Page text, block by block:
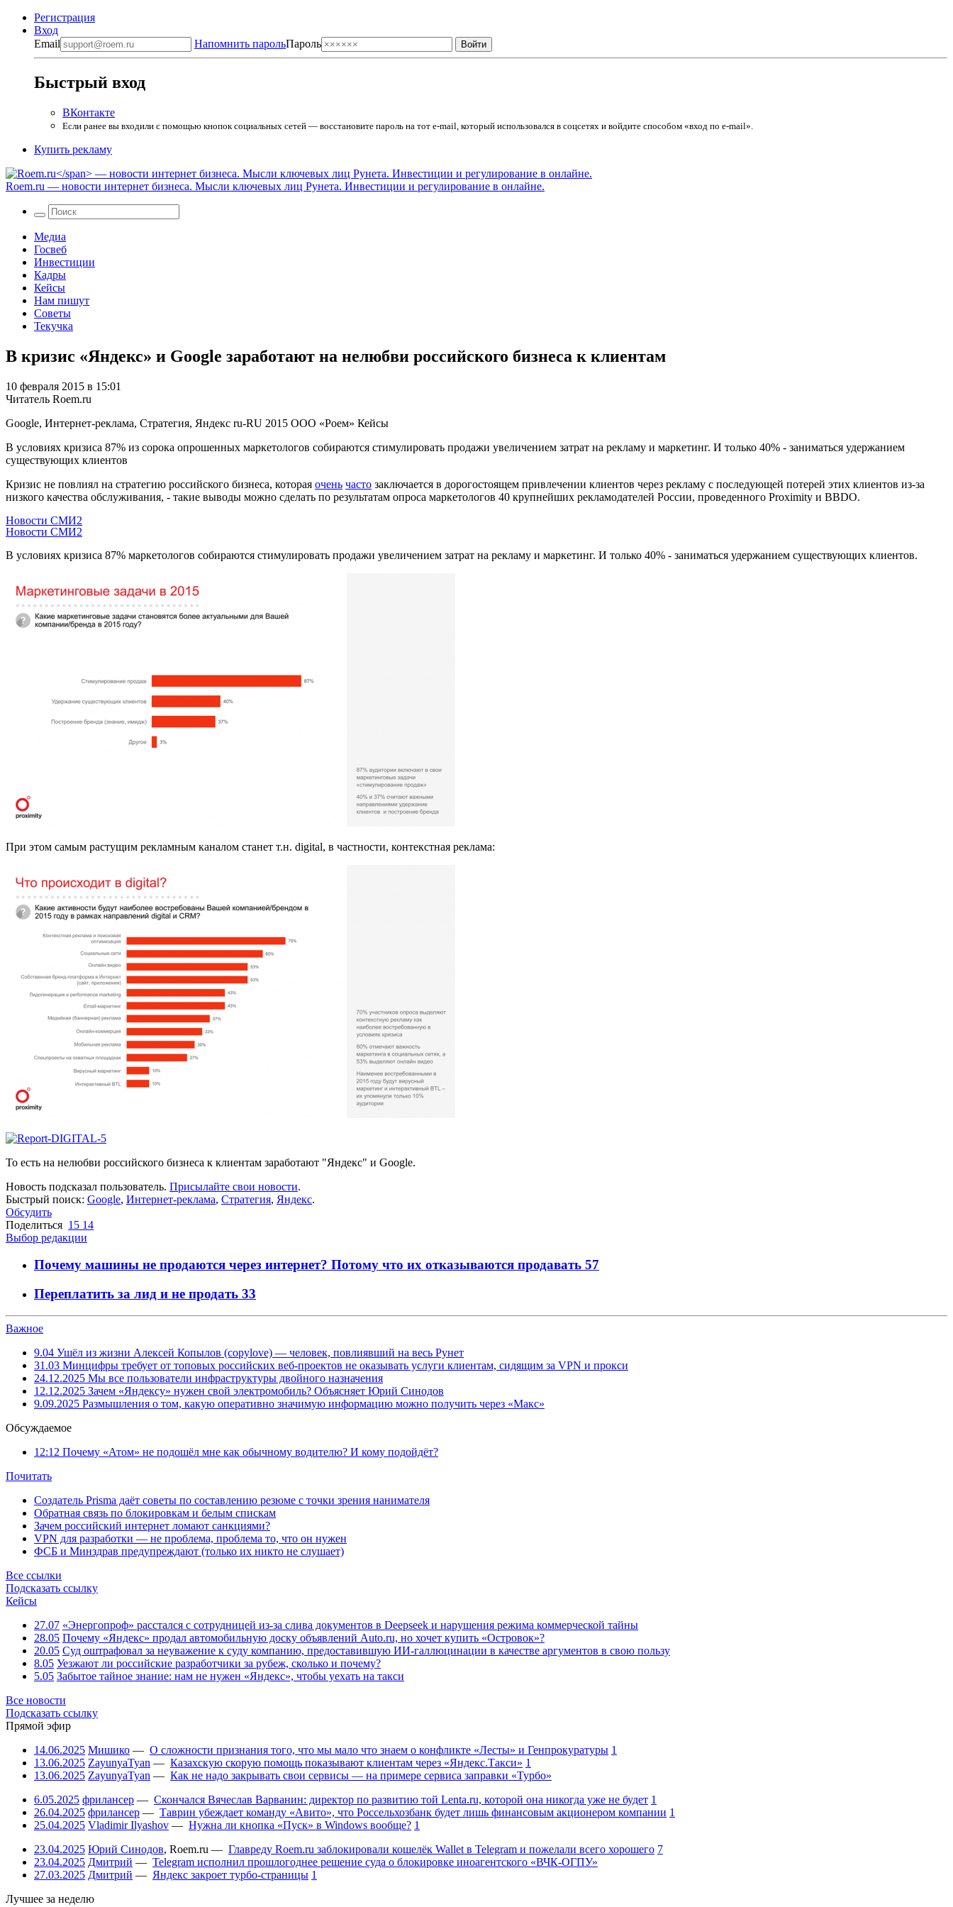
Регистрация
Вход
Email
Напомнить парольПароль
Быстрый вход
ВКонтакте
Если ранее вы входили с помощью кнопок социальных сетей — восстановите пароль на тот e-mail, который использовался в соцсетях и войдите способом «вход по e-mail».
Купить рекламу
Roem.ru — новости интернет бизнеса. Мысли ключевых лиц Рунета. Инвестиции и регулирование в онлайне.
Медиа
Госвеб
Инвестиции
Кадры
Кейсы
Нам пишут
Советы
Текучка
В кризис «Яндекс» и Google заработают на нелюбви российского бизнеса к клиентам
10 февраля 2015 в 15:01
Читатель Roem.ru
Google, Интернет-реклама, Стратегия, Яндекс ru-RU 2015 ООО «Роем» Кейсы
В условиях кризиса 87% из сорока опрошенных маркетологов собираются стимулировать продажи увеличением затрат на рекламу и маркетинг. И только 40% - заниматься удержанием
существующих клиентов
Кризис не повлиял на стратегию российского бизнеса, которая очень часто заключается в дорогостоящем привлечении клиентов через рекламу с последующей потерей этих клиентов из-за
низкого качества обслуживания, - такие выводы можно сделать по результатам опроса маркетологов 40 крупнейших рекламодателей России, проведенного Proximity и BBDO.
Новости СМИ2
Новости СМИ2
В условиях кризиса 87% маркетологов собираются стимулировать продажи увеличением затрат на рекламу и маркетинг. И только 40% - заниматься удержанием существующих клиентов.
При этом самым растущим рекламным каналом станет т.н. digital, в частности, контекстная реклама:
То есть на нелюбви российского бизнеса к клиентам заработают "Яндекс" и Google.
Новость подсказал пользователь. Присылайте свои новости.
Быстрый поиск: Google, Интернет-реклама, Стратегия, Яндекс.
Обсудить
Поделиться 15 14
Выбор редакции
Почему машины не продаются через интернет? Потому что их отказываются продавать 57
Переплатить за лид и не продать 33
Важное
9.04 Ушёл из жизни Алексей Копылов (copylove) — человек, повлиявший на весь Рунет
31.03 Минцифры требует от топовых российских веб-проектов не оказывать услуги клиентам, сидящим за VPN и прокси
24.12.2025 Мы все пользователи инфраструктуры двойного назначения
12.12.2025 Зачем «Яндексу» нужен свой электромобиль? Объясняет Юрий Синодов
9.09.2025 Размышления о том, какую оперативно значимую информацию можно получить через «Макс»
Обсуждаемое
12:12 Почему «Атом» не подошёл мне как обычному водителю? И кому подойдёт?
Почитать
Создатель Prisma даёт советы по составлению резюме с точки зрения нанимателя
Обратная связь по блокировкам и белым спискам
Зачем российский интернет ломают санкциями?
VPN для разработки — не проблема, проблема то, что он нужен
ФСБ и Минздрав предупреждают (только их никто не слушает)
Все ссылки
Подсказать ссылку
Кейсы
27.07 «Энергопроф» расстался с сотрудницей из-за слива документов в Deepseek и нарушения режима коммерческой тайны
28.05 Почему «Яндекс» продал автомобильную доску объявлений Auto.ru, но хочет купить «Островок»?
20.05 Суд оштрафовал за неуважение к суду компанию, предоставившую ИИ-галлюцинации в качестве аргументов в свою пользу
8.05 Уезжают ли российские разработчики за рубеж, сколько и почему?
5.05 Забытое тайное знание: нам не нужен «Яндекс», чтобы уехать на такси
Все новости
Подсказать ссылку
Прямой эфир
14.06.2025 Мишико — О сложности признания того, что мы мало что знаем о конфликте «Лесты» и Генпрокуратуры 1
13.06.2025 ZayunyaTyan — Казахскую скорую помощь показывают клиентам через «Яндекс.Такси» 1
13.06.2025 ZayunyaTyan — Как не надо закрывать свои сервисы — на примере сервиса заправки «Турбо»
6.05.2025 фрилансер — Скончался Вячеслав Варванин: директор по развитию той Lenta.ru, которой она никогда уже не будет 1
26.04.2025 фрилансер — Таврин убеждает команду «Авито», что Россельхозбанк будет лишь финансовым акционером компании 1
25.04.2025 Vladimir Ilyashov — Нужна ли кнопка «Пуск» в Windows вообще? 1
23.04.2025 Юрий Синодов, Roem.ru — Главреду Roem.ru заблокировали кошелёк Wallet в Telegram и пожелали всего хорошего 7
23.04.2025 Дмитрий — Telegram исполнил прошлогоднее решение суда о блокировке иноагентского «ВЧК-ОГПУ»
27.03.2025 Дмитрий — Яндекс закроет турбо-страницы 1
Лучшее за неделю